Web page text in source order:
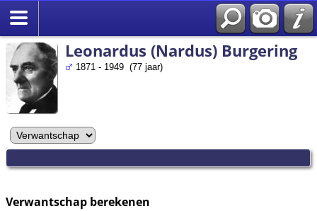
Zoek
Leonardus (Nardus) Burgering
1871 - 1949 (77 jaar)
Verwantschap berekenen